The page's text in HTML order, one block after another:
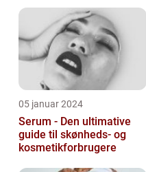
05 januar 2024
Serum - Den ultimative
guide til skønheds- og
kosmetikforbrugere